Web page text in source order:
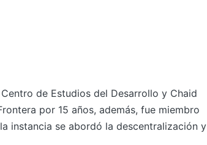
de Estudios del Desarrollo y Chaid
por 15 años, además, fue miembro
instancia se abordó la descentralización y